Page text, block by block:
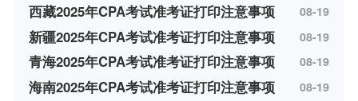
西藏2025年CPA考试准考证打印注意事项 08-19
新疆2025年CPA考试准考证打印注意事项 08-19
青海2025年CPA考试准考证打印注意事项 08-19
海南2025年CPA考试准考证打印注意事项 08-19